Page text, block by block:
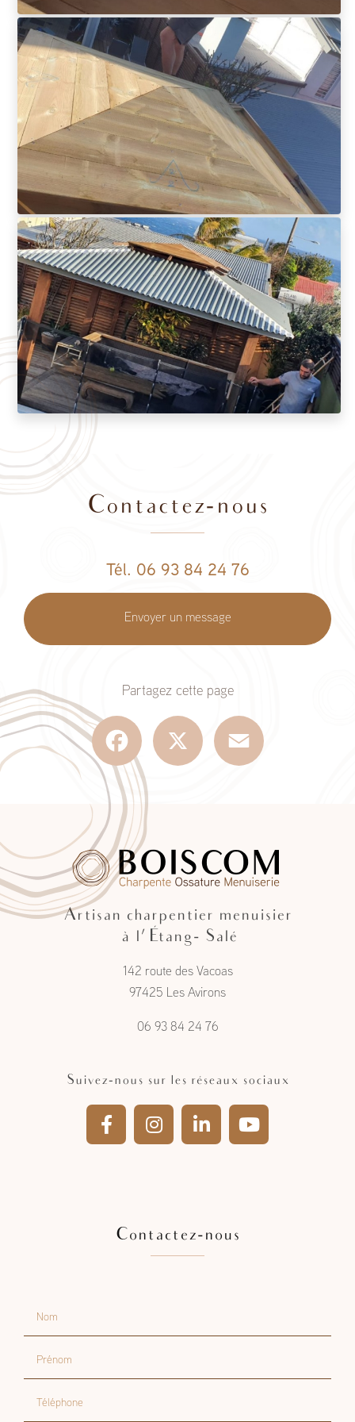
Contactez-nous
Tél. 06 93 84 24 76
Envoyer un message
Partagez cette page
Facebook
Artisan charpentier menuisier
à l'Étang- Salé
142 route des Vacoas
97425 Les Avirons
06 93 84 24 76
Suivez-nous sur les réseaux sociaux
Contactez-nous
Nom
Prénom
Téléphone